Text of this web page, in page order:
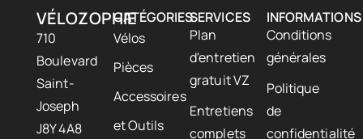
VÉLOZOPHIE
710
Boulevard
Saint-
Joseph
J8Y 4A8
CATÉGORIES
Vélos
Pièces
Accessoires
et Outils
SERVICES
Plan
d'entretien
gratuit VZ
Entretiens
complets
INFORMATIONS
Conditions
générales
Politique
de
confidentialité